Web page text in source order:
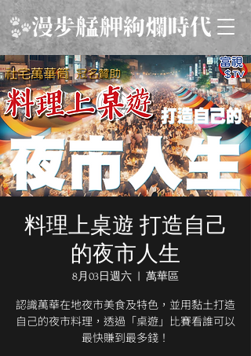
料理上桌遊 打造自己
的夜市人生
8月03日週六 萬華區
認識萬華在地夜市美食及特色，並用黏土打造
自己的夜市料理，透過「桌遊」比賽看誰可以
最快賺到最多錢！